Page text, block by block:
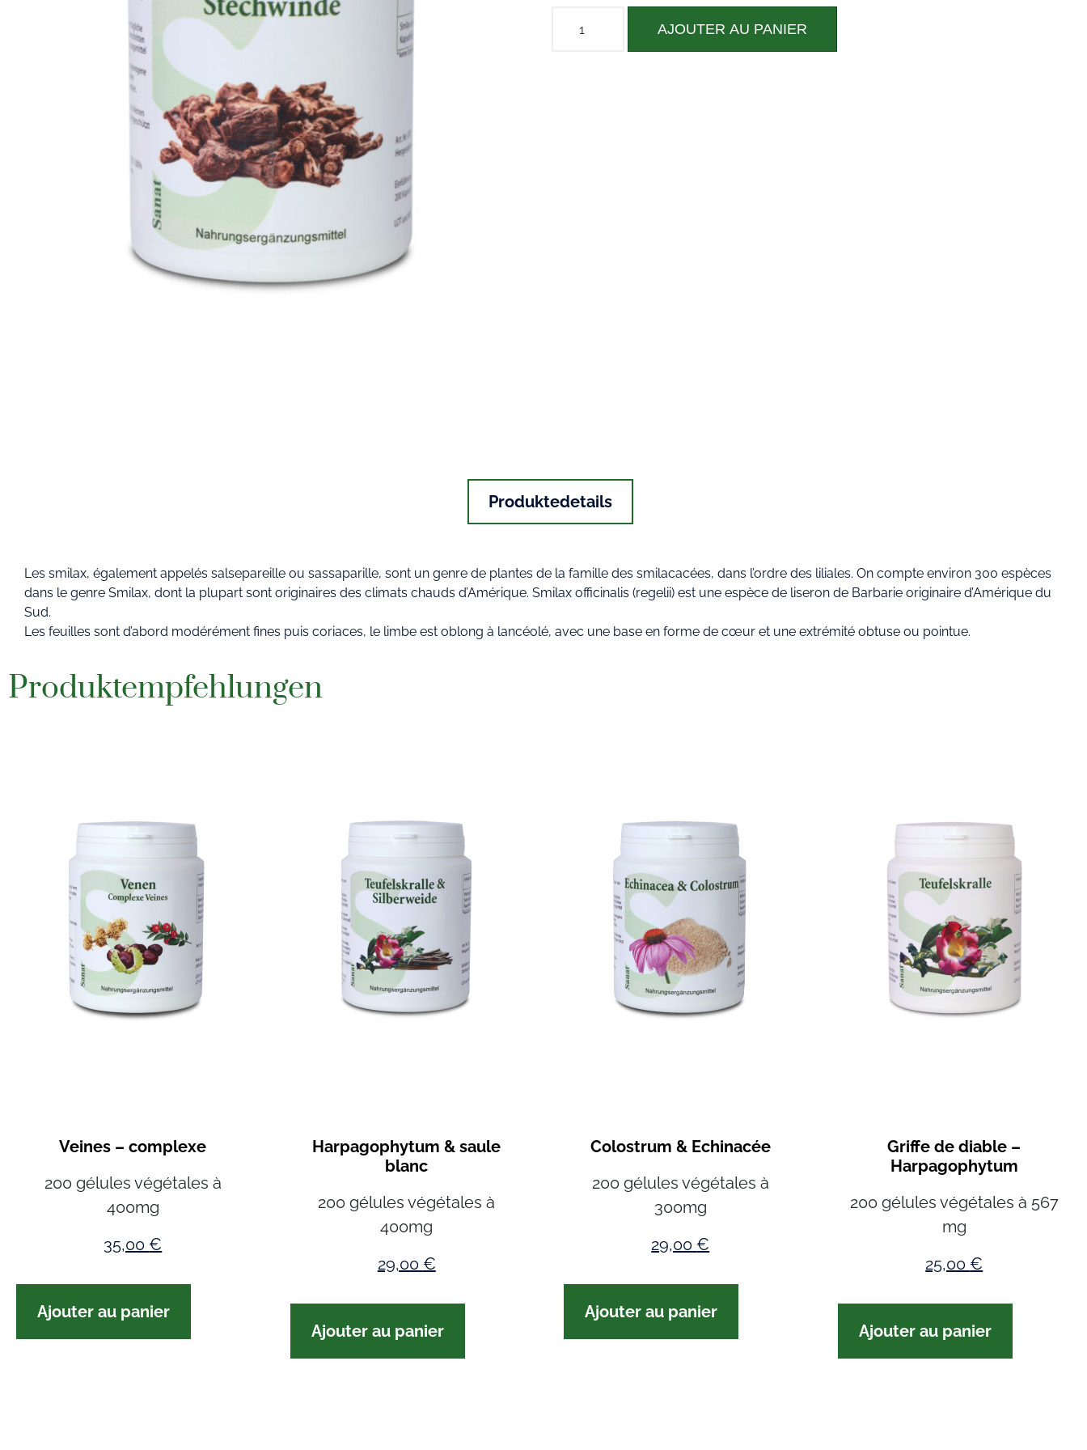
AJOUTER AU PANIER
Produktedetails
Les smilax, également appelés salsepareille ou sassaparille, sont un genre de plantes de la famille des smilacacées, dans l’ordre des liliales. On compte environ 300 espèces
dans le genre Smilax, dont la plupart sont originaires des climats chauds d’Amérique. Smilax officinalis (regelii) est une espèce de liseron de Barbarie originaire d’Amérique du
Sud.
Les feuilles sont d’abord modérément fines puis coriaces, le limbe est oblong à lancéolé, avec une base en forme de cœur et une extrémité obtuse ou pointue.
Produktempfehlungen
Veines – complexe
200 gélules végétales à
400mg
35,00€
Ajouter au panier
Harpagophytum & saule
blanc
200 gélules végétales à
400mg
29,00 €
Ajouter au panier
Colostrum & Echinacée
200 gélules végétales à
300mg
29,00€
Ajouter au panier
Griffe de diable –
Harpagophytum
200 gélules végétales à 567
mg
25,00€
Ajouter au panier